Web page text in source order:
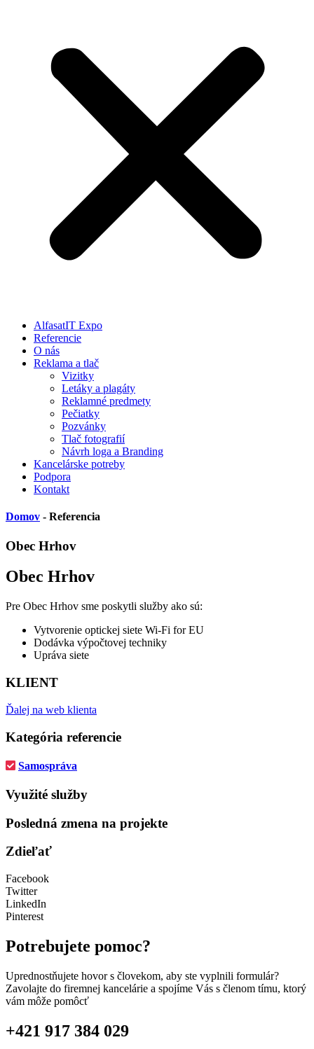
AlfasatIT Expo
Referencie
O nás
Reklama a tlač
Vizitky
Letáky a plagáty
Reklamné predmety
Pečiatky
Pozvánky
Tlač fotografií
Návrh loga a Branding
Kancelárske potreby
Podpora
Kontakt
Domov - Referencia
Obec Hrhov
Obec Hrhov
Pre Obec Hrhov sme poskytli služby ako sú:
Vytvorenie optickej siete Wi-Fi for EU
Dodávka výpočtovej techniky
Upráva siete
KLIENT
Ďalej na web klienta
Kategória referencie
Samospráva
Využité služby
Posledná zmena na projekte
Zdieľať
Facebook
Twitter
LinkedIn
Pinterest
Potrebujete pomoc?
Uprednostňujete hovor s človekom, aby ste vyplnili formulár?
Zavolajte do firemnej kancelárie a spojíme Vás s členom tímu, ktorý
vám môže pomôcť
+421 917 384 029